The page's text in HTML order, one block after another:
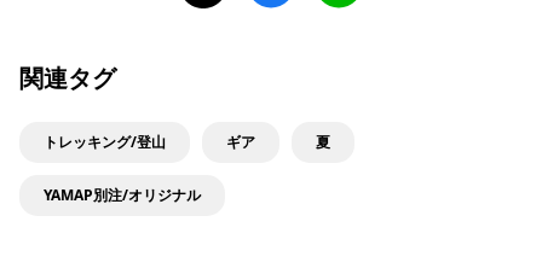
関連タグ
トレッキング/登山 ギア 夏
YAMAP別注/オリジナル